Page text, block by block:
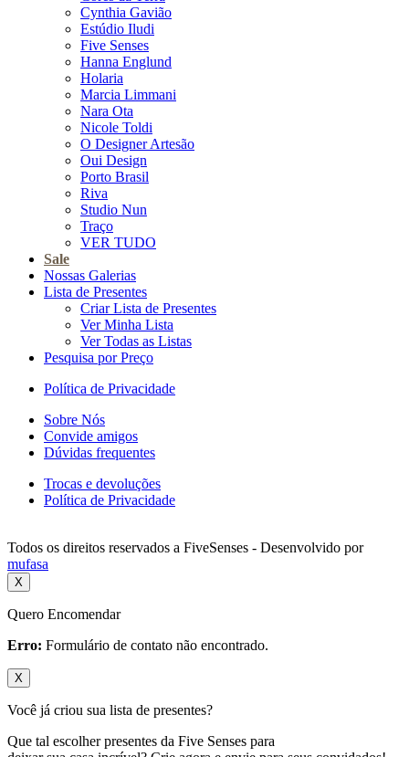
Cynthia Gavião
Estúdio Iludi
Five Senses
Hanna Englund
Holaria
Marcia Limmani
Nara Ota
Nicole Toldi
O Designer Artesão
Oui Design
Porto Brasil
Riva
Studio Nun
Traço
VER TUDO
Sale
Nossas Galerias
Lista de Presentes
Criar Lista de Presentes
Ver Minha Lista
Ver Todas as Listas
Pesquisa por Preço
Política de Privacidade
Sobre Nós
Convide amigos
Dúvidas frequentes
Trocas e devoluções
Política de Privacidade
Todos os direitos reservados a FiveSenses - Desenvolvido por
mufasa
X
Quero Encomendar
Erro: Formulário de contato não encontrado.
X
Você já criou sua lista de presentes?
Que tal escolher presentes da Five Senses para